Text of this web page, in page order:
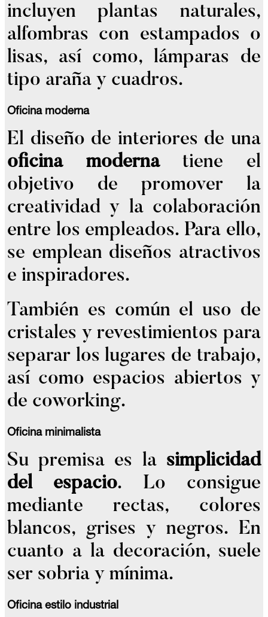
incluyen plantas naturales,
alfombras con estampados o
lisas, así como, lámparas de
tipo araña y cuadros.
Oficina moderna
El diseño de interiores de una
oficina modernatiene el
objetivo de promover la
creatividad y la colaboración
entre los empleados. Para ello,
se emplean diseños atractivos
e inspiradores.
También es común el uso de
cristales y revestimientos para
separar los lugares de trabajo,
así como espacios abiertos y
de coworking.
Oficina minimalista
Su premisa es la simplicidad
del espacio. Lo consigue
mediante rectas, colores
blancos, grises y negros. En
cuanto a la decoración, suele
ser sobria y mínima.
Oficina estilo industrial